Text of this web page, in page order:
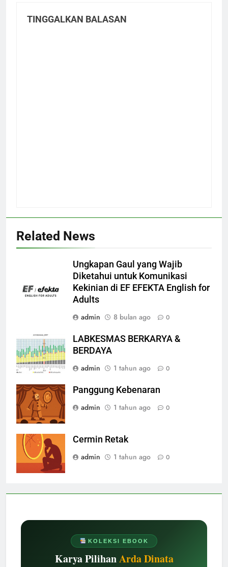
KOLEKSI EBOOK
Karya PilihanArda Dinata
TINGGALKAN BALASAN
Related News
Ungkapan Gaul yang Wajib
Diketahui untuk Komunikasi
Kekinian di EF EFEKTA English for
Adults
admin
8 bulan ago 0
LABKESMAS BERKARYA &
BERDAYA
admin
1 tahun ago 0
Panggung Kebenaran
admin
1 tahun ago 0
Cermin Retak
admin
1 tahun ago 0